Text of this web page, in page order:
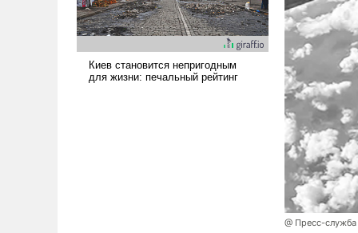
@ Пресс-